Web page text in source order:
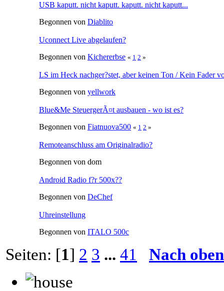
USB kaputt. nicht kaputt. kaputt. nicht kaputt...
Begonnen von Diablito
Uconnect Live abgelaufen?
Begonnen von Kichererbse « 1 2 »
LS im Heck nachger?stet, aber keinen Ton / Kein Fader
Begonnen von yellwork
Blue&Me SteuergerÃ¤t ausbauen - wo ist es?
Begonnen von Fiatnuova500 « 1 2 »
Remoteanschluss am Originalradio?
Begonnen von dom
Android Radio f?r 500x??
Begonnen von DeChef
Uhreinstellung
Begonnen von ITALO 500c
Seiten: [1] 2 3 ... 41 Nach oben